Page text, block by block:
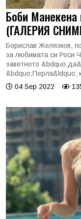
Боби Манекена
(ГАЛЕРИЯ
Борислав Желязков,
за любимата си Роси
заветното
&bdquo;Перла&ldquo;
04 Sep 2022